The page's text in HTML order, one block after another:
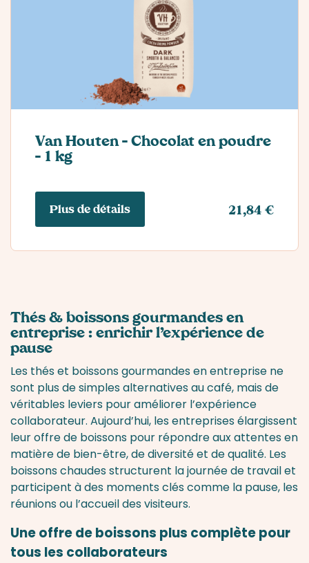
Van Houten – Chocolat en poudre
– 1 kg
Plus de détails 21,84 €
Thés & boissons gourmandes en
entreprise : enrichir l’expérience de
pause
Les thés et boissons gourmandes en entreprise ne
sont plus de simples alternatives au café, mais de
véritables leviers pour améliorer l’expérience
collaborateur. Aujourd’hui, les entreprises élargissent
leur offre de boissons pour répondre aux attentes en
matière de bien-être, de diversité et de qualité. Les
boissons chaudes structurent la journée de travail et
participent à des moments clés comme la pause, les
réunions ou l’accueil des visiteurs.
Une offre de boissons plus complète pour
tous les collaborateurs